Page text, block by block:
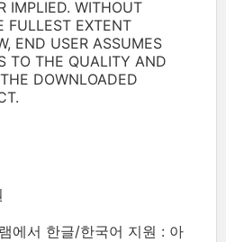
IMPLIED. WITHOUT
FULLEST EXTENT
END USER ASSUMES
TO THE QUALITY AND
DOWNLOADED
에서 한글/한국어 지원 : 아